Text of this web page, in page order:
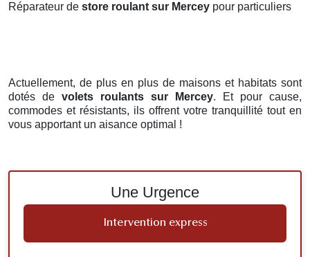
Réparateur de store roulant sur Mercey pour particuliers
Actuellement, de plus en plus de maisons et habitats sont
dotés de volets roulants sur Mercey. Et pour cause,
commodes et résistants, ils offrent votre tranquillité tout en
vous apportant un aisance optimal !
Une Urgence
Intervention express